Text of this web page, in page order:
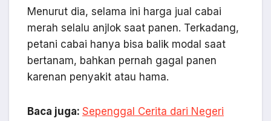
Menurut dia, selama ini harga jual cabai
merah selalu anjlok saat panen. Terkadang,
petani cabai hanya bisa balik modal saat
bertanam, bahkan pernah gagal panen
karenan penyakit atau hama.
Baca juga: Sepenggal Cerita dari Negeri